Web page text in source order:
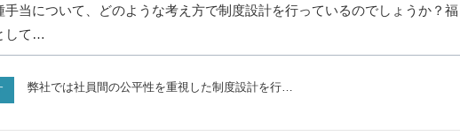
手当について、どのような考え方で制度設計を行っているのでしょうか？福
して…
弊社では社員間の公平性を重視した制度設計を行…